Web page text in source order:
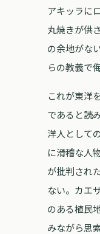
アキッラに
丸焼きが供
の余地がな
らの教義で
これが東洋
であると読
洋人として
に滑稽な人
が批判され
ない。カエ
のある植民
みながら思